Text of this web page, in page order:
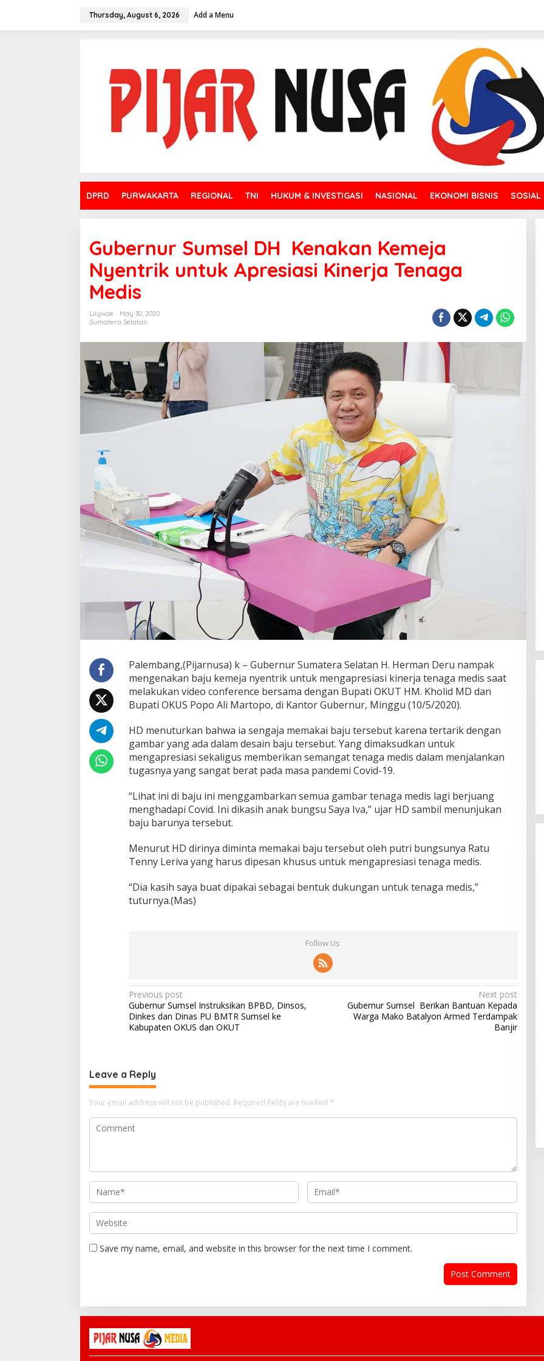
Thursday, August 6, 2026 Add a Menu
DPRD PURWAKARTA REGIONAL TNI HUKUM & INVESTIGASI NASIONAL EKONOMI BISNIS SOSIAL
Gubernur Sumsel DH Kenakan Kemeja
Nyentrik untuk Apresiasi Kinerja Tenaga
Medis
Lilywae
May 30, 2020
Sumatera Selatan
Palembang,(Pijarnusa) k – Gubernur Sumatera Selatan H. Herman Deru nampak
mengenakan baju kemeja nyentrik untuk mengapresiasi kinerja tenaga medis saat
melakukan video conference bersama dengan Bupati OKUT HM. Kholid MD dan
Bupati OKUS Popo Ali Martopo, di Kantor Gubernur, Minggu (10/5/2020).
HD menuturkan bahwa ia sengaja memakai baju tersebut karena tertarik dengan
gambar yang ada dalam desain baju tersebut. Yang dimaksudkan untuk
mengapresiasi sekaligus memberikan semangat tenaga medis dalam menjalankan
tugasnya yang sangat berat pada masa pandemi Covid-19.
“Lihat ini di baju ini menggambarkan semua gambar tenaga medis lagi berjuang
menghadapi Covid. Ini dikasih anak bungsu Saya Iva,” ujar HD sambil menunjukan
baju barunya tersebut.
Menurut HD dirinya diminta memakai baju tersebut oleh putri bungsunya Ratu
Tenny Leriva yang harus dipesan khusus untuk mengapresiasi tenaga medis.
“Dia kasih saya buat dipakai sebagai bentuk dukungan untuk tenaga medis,”
tuturnya.(Mas)
Follow Us
Post
navigation
Previous post
Gubernur Sumsel Instruksikan BPBD, Dinsos,
Dinkes dan Dinas PU BMTR Sumsel ke
Kabupaten OKUS dan OKUT
Next post
Gubernur Sumsel Berikan Bantuan Kepada
Warga Mako Batalyon Armed Terdampak
Banjir
Leave a Reply
Your email address will not be published. Required fields are marked *
Save my name, email, and website in this browser for the next time I comment.
Wakil Panglima TNI dan Sejumlah
Pejabat Negara Terima Warga
Kehormatan dan Brevet Korps
Marinir